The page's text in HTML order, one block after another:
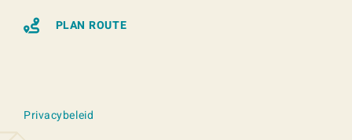
PLAN ROUTE
Privacybeleid